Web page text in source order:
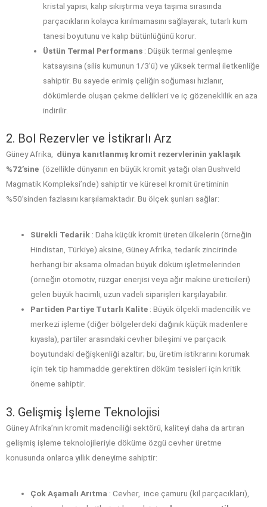
kristal yapısı, kalıp sıkıştırma veya taşıma sırasında
parçacıkların kolayca kırılmamasını sağlayarak, tutarlı kum
tanesi boyutunu ve kalıp bütünlüğünü korur.
Üstün Termal Performans: Düşük termal genleşme
katsayısına (silis kumunun 1/3’ü) ve yüksek termal iletkenliğe
sahiptir. Bu sayede erimiş çeliğin soğuması hızlanır,
dökümlerde oluşan çekme delikleri ve iç gözeneklilik en aza
indirilir.
2. Bol Rezervler ve İstikrarlı Arz
Güney Afrika, dünya kanıtlanmış kromit rezervlerinin yaklaşık
%72’sine (özellikle dünyanın en büyük kromit yatağı olan Bushveld
Magmatik Kompleksi’nde) sahiptir ve küresel kromit üretiminin
%50’sinden fazlasını karşılamaktadır. Bu ölçek şunları sağlar:
Sürekli Tedarik : Daha küçük kromit üreten ülkelerin (örneğin
Hindistan, Türkiye) aksine, Güney Afrika, tedarik zincirinde
herhangi bir aksama olmadan büyük döküm işletmelerinden
(örneğin otomotiv, rüzgar enerjisi veya ağır makine üreticileri)
gelen büyük hacimli, uzun vadeli siparişleri karşılayabilir.
Partiden Partiye Tutarlı Kalite : Büyük ölçekli madencilik ve
merkezi işleme (diğer bölgelerdeki dağınık küçük madenlere
kıyasla), partiler arasındaki cevher bileşimi ve parçacık
boyutundaki değişkenliği azaltır; bu, üretim istikrarını korumak
için tek tip hammadde gerektiren döküm tesisleri için kritik
öneme sahiptir.
3. Gelişmiş İşleme Teknolojisi
Güney Afrika’nın kromit madenciliği sektörü, kaliteyi daha da artıran
gelişmiş işleme teknolojileriyle döküme özgü cevher üretme
konusunda onlarca yıllık deneyime sahiptir:
Çok Aşamalı Arıtma : Cevher, ince çamuru (kil parçacıkları),